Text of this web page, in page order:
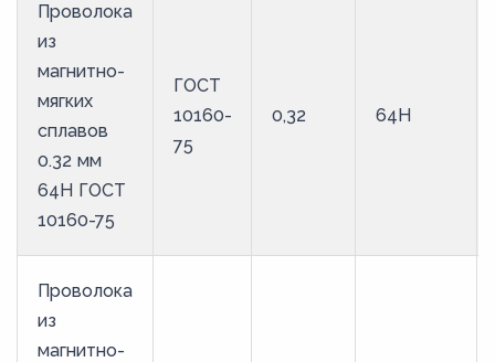
Проволока
из
магнитно-
мягких
сплавов
0.32 мм
64Н ГОСТ
10160-75
ГОСТ
10160-
75
0,32 64Н
Проволока
из
магнитно-